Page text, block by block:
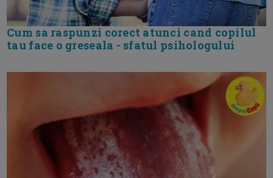
Cum sa raspunzi corect atunci cand copilul
tau face o greseala - sfatul psihologului